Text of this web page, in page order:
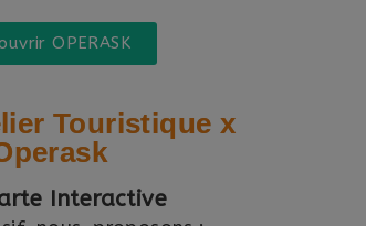
OPERASK
Touristique x
Interactive